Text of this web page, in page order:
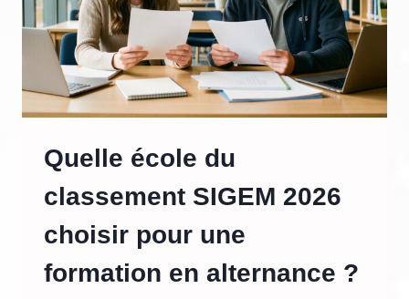
?
Quelle école du
classement SIGEM 2026
choisir pour une
formation en alternance ?